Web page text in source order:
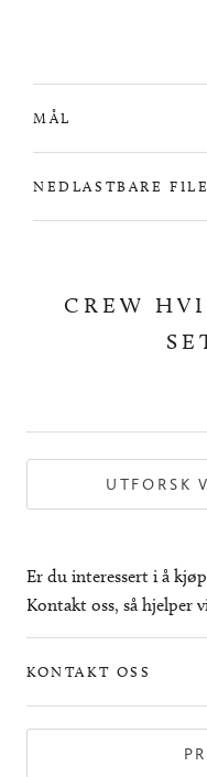
MÅL
NEDLASTBARE
CREW
UTFORSK
Er du interessert i å
Kontakt oss, så hjelper
KONTAKT OSS